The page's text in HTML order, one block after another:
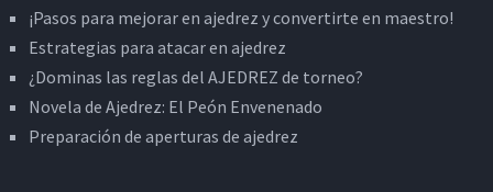
¡Pasos para mejorar en ajedrez y convertirte en maestro!
Estrategias para atacar en ajedrez
¿Dominas las reglas del AJEDREZ de torneo?
Novela de Ajedrez: El Peón Envenenado
Preparación de aperturas de ajedrez